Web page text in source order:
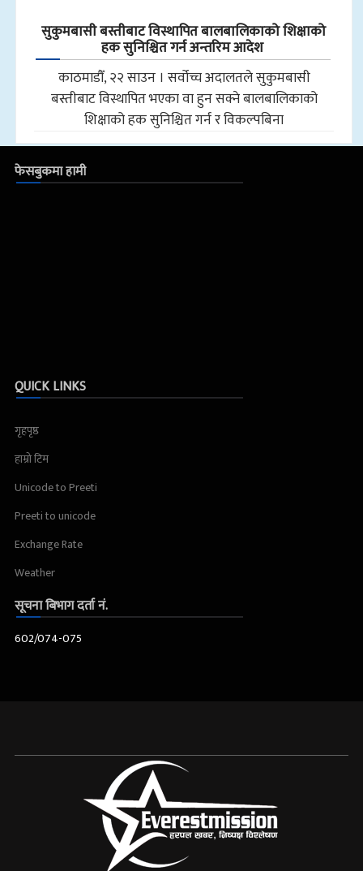
सुकुमबासी बस्तीबाट विस्थापित बालबालिकाको शिक्षाको
हक सुनिश्चित गर्न अन्तरिम आदेश
काठमाडौँ, २२ साउन । सर्वोच्च अदालतले सुकुमबासी
बस्तीबाट विस्थापित भएका वा हुन सक्ने बालबालिकाको
शिक्षाको हक सुनिश्चित गर्न र विकल्पबिना
फेसबुकमा हामी
QUICK LINKS
गृहपृष्ठ
हाम्रो टिम
Unicode to Preeti
Preeti to unicode
Exchange Rate
Weather
सूचना बिभाग दर्ता नं.
602/074-075